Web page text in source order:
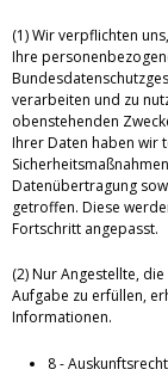
(1) Wir verpflichten
Ihre
verarbeiten und zu
obenstehenden
Ihrer Daten haben wir
Datenübertragung
getroffen. Diese
Fortschritt angepasst.
(2) Nur Angestellte,
Aufgabe zu erfüllen,
Informationen.
8 -